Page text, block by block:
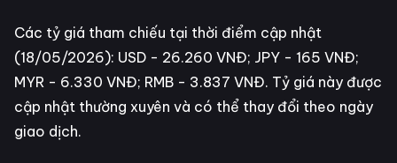
Các tỷ giá tham chiếu tại thời điểm cập nhật
(18/05/2026): USD - 26.260 VNĐ; JPY - 165 VNĐ;
MYR - 6.330 VNĐ; RMB - 3.837 VNĐ. Tỷ giá này được
cập nhật thường xuyên và có thể thay đổi theo ngày
giao dịch.